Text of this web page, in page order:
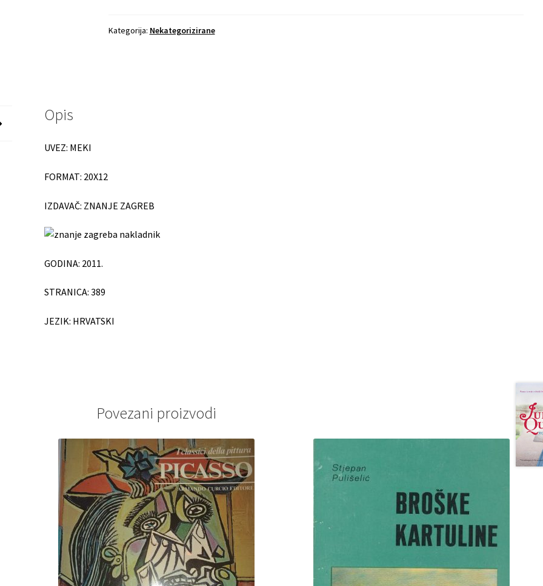
Kategorija: Nekategorizirane
Opis
UVEZ: MEKI
FORMAT: 20X12
IZDAVAČ: ZNANJE ZAGREB
GODINA: 2011.
STRANICA:389
JEZIK: HRVATSKI
Povezani proizvodi